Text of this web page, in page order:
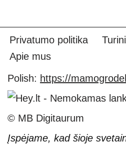
Privatumo politika
Apie mus
Polish: https://
© MB Digitaurum
Įspėjame, kad šioje